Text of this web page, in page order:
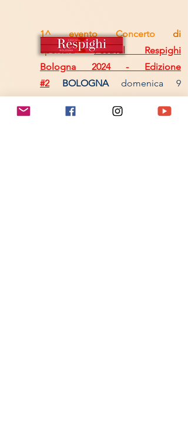
1^ eventoConcertodi
aperturaFestival Respighi
Bologna 2024 - Edizione
#2
BOLOGNAdomenica 9
giugno 2024 ore 21.30, PIAZZA
MAGGIORE, ORCHESTRA DEL